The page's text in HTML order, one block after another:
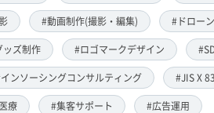
#動画制作(撮影・編集) #ドロー
ッズ制作 #ロゴマークデザイン
ンソーシングコンサルティング #JIS X
療 #集客サポート #広告運用